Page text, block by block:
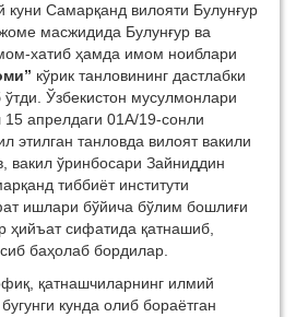
Самарқанд вилояти Булунғур
масжидида Булунғур ва
хатиб ҳамда имом ноиблари
кўрик танловининг дастлабки
Ўзбекистон мусулмонлари
апрелдаги 01А/19-сонли
этилган танловда вилоят вакили
вакил ўринбосари Зайниддин
тиббиёт институти
ишлари бўйича бўлим бошлиғи
сифатида қатнашиб,
баҳолаб бордилар.
қатнашчиларнинг илмий
кунда олиб бораётган